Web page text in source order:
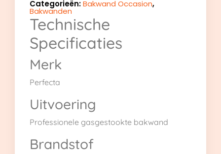
Categorieën:Bakwand Occasion,
Bakwanden
Technische
Specificaties
Merk
Perfecta
Uitvoering
Professionele gasgestookte bakwand
Brandstof